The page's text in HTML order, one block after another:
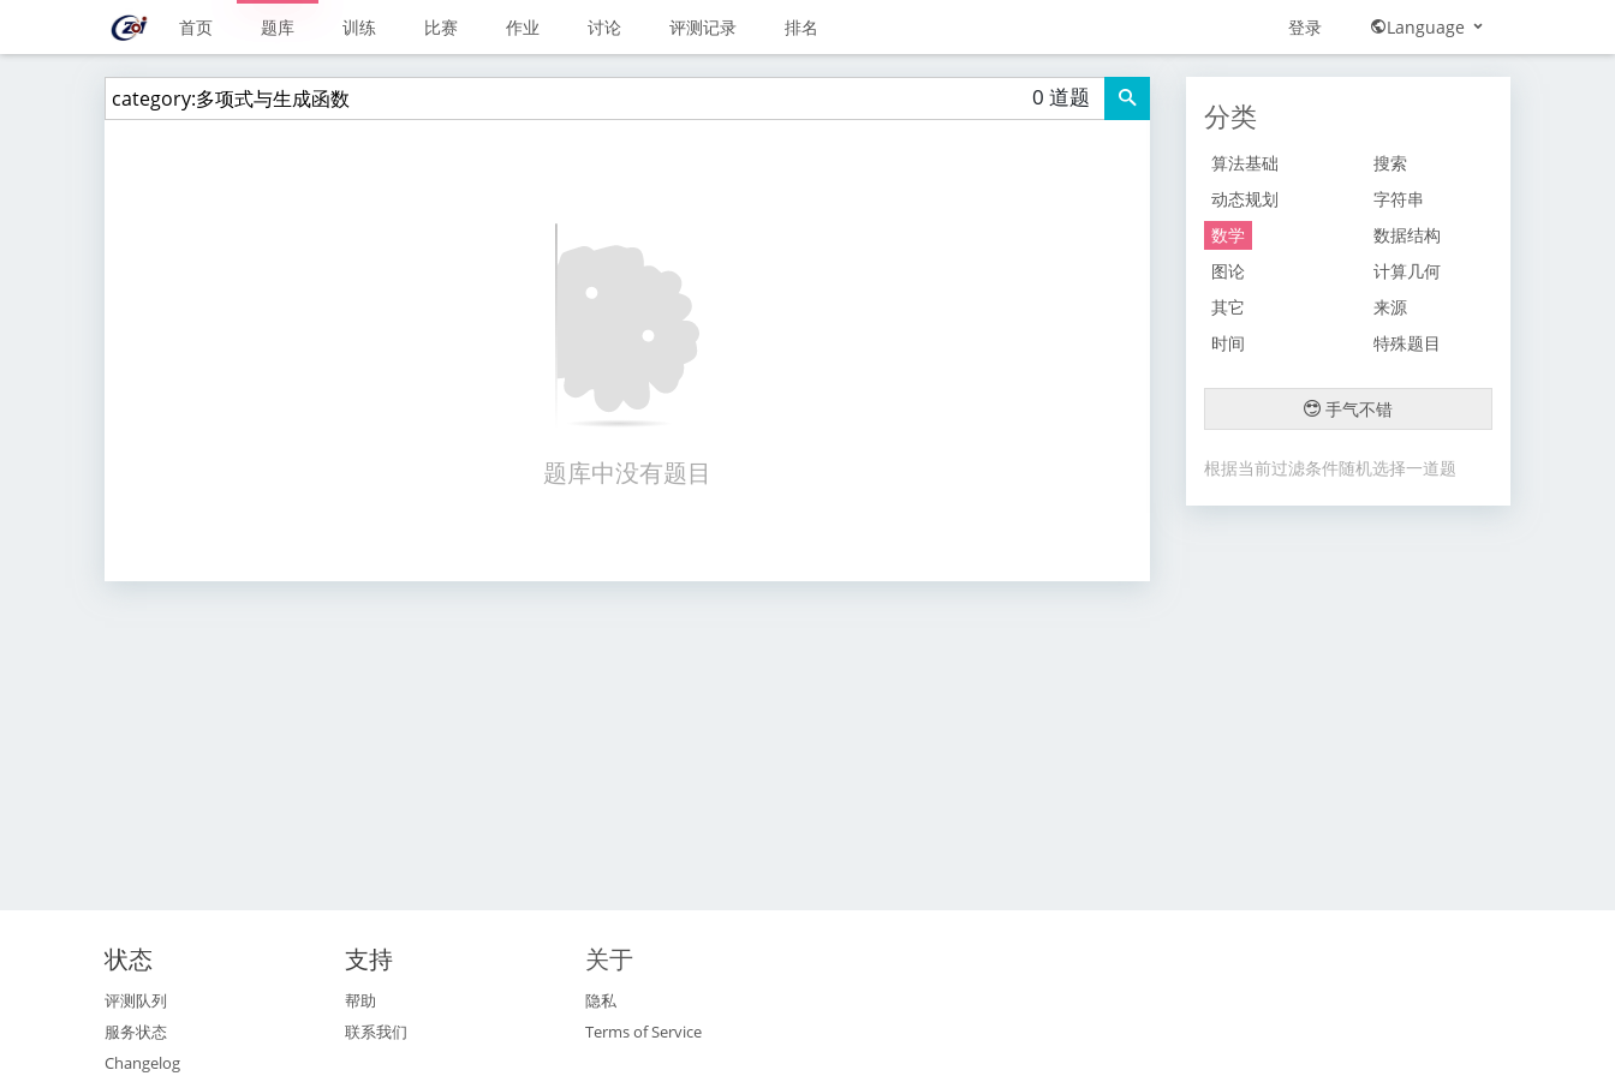
首页 题库 训练 比赛 作业 讨论 评测记录 排名 登录 Language
0 道题
题库中没有题目
分类
算法基础
搜索
动态规划
字符串
数学
数据结构
图论
计算几何
其它
来源
时间
特殊题目
手气不错
根据当前过滤条件随机选择一道题
状态
评测队列
服务状态
Changelog
支持
帮助
联系我们
关于
隐私
Terms of Service